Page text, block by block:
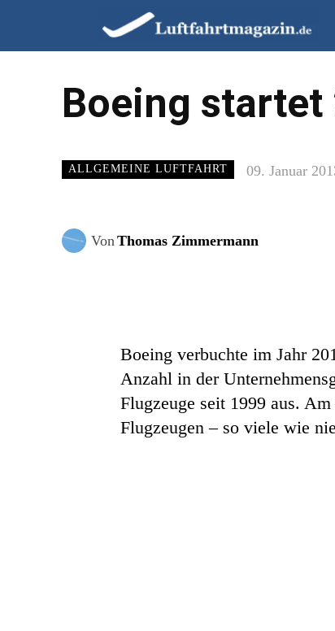
Boeing
ALLGEMEINE LUFTFAHRT 09. Januar
VonThomas Zimmermann
Boeing verbuchte im Jahr
Anzahl in der
Flugzeuge seit 1999 aus.
Flugzeugen – so viele wie